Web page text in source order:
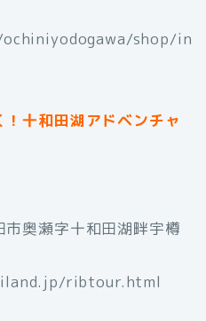
shop/in
十和田湖アドベンチャ
市奥瀬字十和田湖畔宇樽
ribtour.html